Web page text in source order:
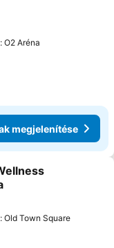
a kedvencekhez
O2 Aréna
megjelenítése
a kedvencekhez
Old Town Square